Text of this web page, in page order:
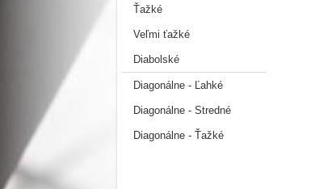
Ťažké
Veľmi ťažké
Diabolské
Diagonálne - Ľahké
Diagonálne - Stredné
Diagonálne - Ťažké